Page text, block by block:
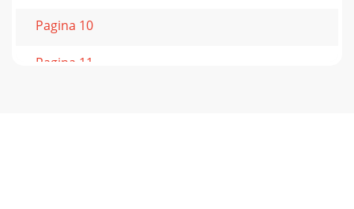
Pagina 10
Pagina 11